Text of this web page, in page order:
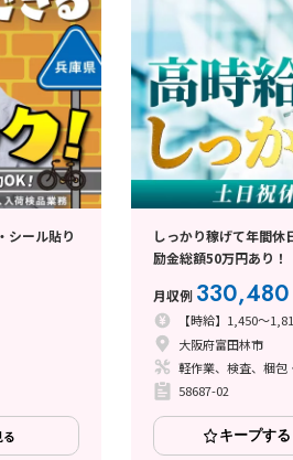
シール貼り
しっかり稼げて年間
励金総額50万円あり！
月収例 330,480
【時給】1,450～
大阪府富田林市
58687-02
キープする